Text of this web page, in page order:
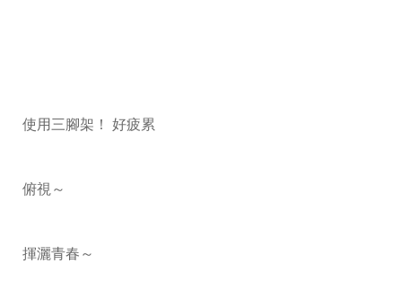
使用三腳架！ 好疲累
俯視～
揮灑青春～